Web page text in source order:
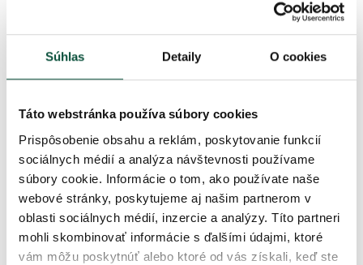
Súhlas Detaily O cookies
Táto webstránka používa súbory cookies
Prispôsobenie obsahu a reklám, poskytovanie funkcií
sociálnych médií a analýza návštevnosti používame
súbory cookie. Informácie o tom, ako používate naše
webové stránky, poskytujeme aj našim partnerom v
oblasti sociálnych médií, inzercie a analýzy. Títo partneri
mohli skombinovať informácie s ďalšími údajmi, ktoré
vám môžu poskytnúť alebo ktoré od vás získali, keď ste
Počet 3D vetvičiek 3310
Šírka 162cm
Počet PVC vetvičiek 1918
Typ ihličia 3D (PE) + PVC
Percentuálny podiel 3D/PVC 63/37
Prevedenie Extra husté